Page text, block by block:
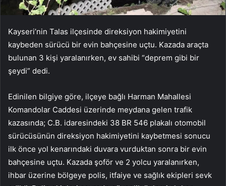
Kayseri’nin Talas ilçesinde direksiyon hakimiyetini
kaybeden sürücü bir evin bahçesine uçtu. Kazada araçta
bulunan 3 kişi yaralanırken, ev sahibi “deprem gibi bir
şeydi” dedi.
Edinilen bilgiye göre, ilçeye bağlı Harman Mahallesi
Komandolar Caddesi üzerinde meydana gelen trafik
kazasında; C.B. idaresindeki 38 BR 546 plakalı otomobil
sürücüsünün direksiyon hakimiyetini kaybetmesi sonucu
ilk önce yol kenarındaki duvara vurduktan sonra bir evin
bahçesine uçtu. Kazada şoför ve 2 yolcu yaralanırken,
ihbar üzerine bölgeye polis, itfaiye ve sağlık ekipleri sevk